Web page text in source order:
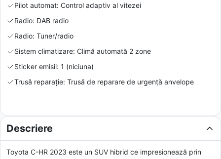
Pilot automat: Control adaptiv al vitezei
Radio: DAB radio
Radio: Tuner/radio
Sistem climatizare: Climă automată 2 zone
Sticker emisii: 1 (niciuna)
Trusă reparație: Trusă de reparare de urgență anvelope
Descriere
Toyota C-HR 2023 este un SUV hibrid ce impresionează prin